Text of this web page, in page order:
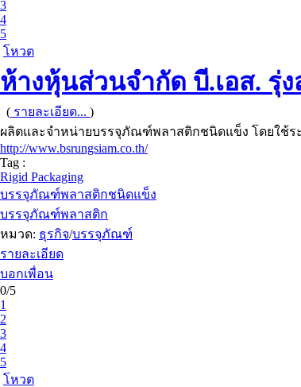
3
4
5
โหวต
ห้างหุ้นส่วนจำกัด บี.เอส. รุ่
( รายละเอียด... )
ผลิตและจำหน่ายบรรจุภัณฑ์พลาสติกชนิดแข็ง โดยใช้ระ
http://www.bsrungsiam.co.th/
Tag :
Rigid Packaging
บรรจุภัณฑ์พลาสติกชนิดแข็ง
บรรจุภัณฑ์พลาสติก
หมวด: ธุรกิจ/บรรจุภัณฑ์
รายละเอียด
บอกเพื่อน
0/5
1
2
3
4
5
โหวต